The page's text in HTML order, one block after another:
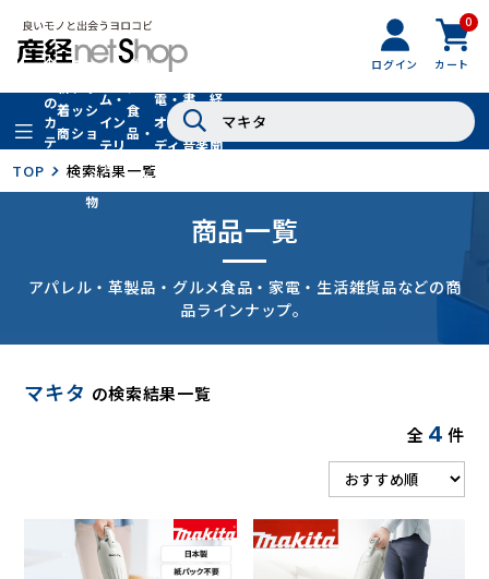
ログイン
0
カート
全
の
カ
テ
リ
着
商
品
フ
ッ
シ
ョ
ン
フ
ァ
シ
ョ
ン
小
物
ム・
イン
テリ
ア
グル
食
品・
ドリ
ンク
家
電・
オー
ディ
オ
書
籍・
音楽
経
新
聞
TOP 検索結果一覧
商品一覧
アパレル・革製品・グルメ食品・家電・生活雑貨品などの商
品ラインナップ。
マキタ の検索結果一覧
全 4 件